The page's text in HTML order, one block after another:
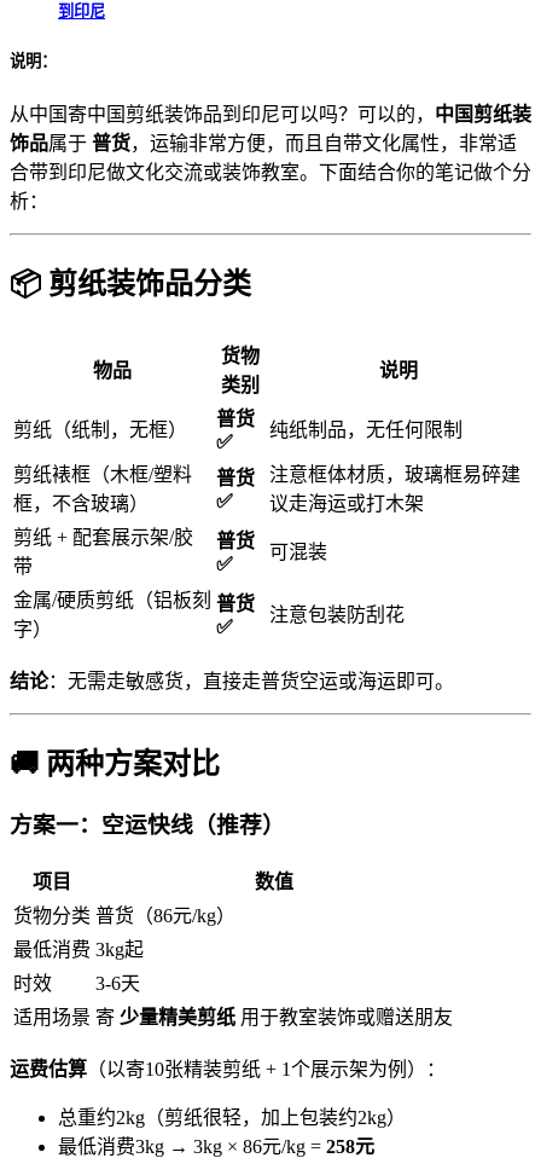
到印尼
说明：
从中国寄中国剪纸装饰品到印尼可以吗？可以的， 中国剪纸装
饰品属于 普货，运输非常方便，而且自带文化属性，非常适
合带到印尼做文化交流或装饰教室。下面结合你的笔记做个分
析：
📦 剪纸装饰品分类
物品
货物
类别
说明
剪纸（纸制，无框）
普货
✅
纯纸制品，无任何限制
剪纸裱框（木框/塑料
框，不含玻璃）
普货
✅
注意框体材质，玻璃框易碎建
议走海运或打木架
剪纸 + 配套展示架/胶
带
普货
✅
可混装
金属/硬质剪纸（铝板刻
字）
普货
✅
注意包装防刮花
结论：无需走敏感货，直接走普货空运或海运即可。
🚚 两种方案对比
方案一：空运快线（推荐）
项目
数值
货物分类 普货（86元/kg）
最低消费 3kg起
时效
3-6天
适用场景 寄 少量精美剪纸 用于教室装饰或赠送朋友
运费估算 （以寄10张精装剪纸 + 1个展示架为例）：
总重约2kg（剪纸很轻，加上包装约2kg）
最低消费3kg → 3kg × 86元/kg = 258元